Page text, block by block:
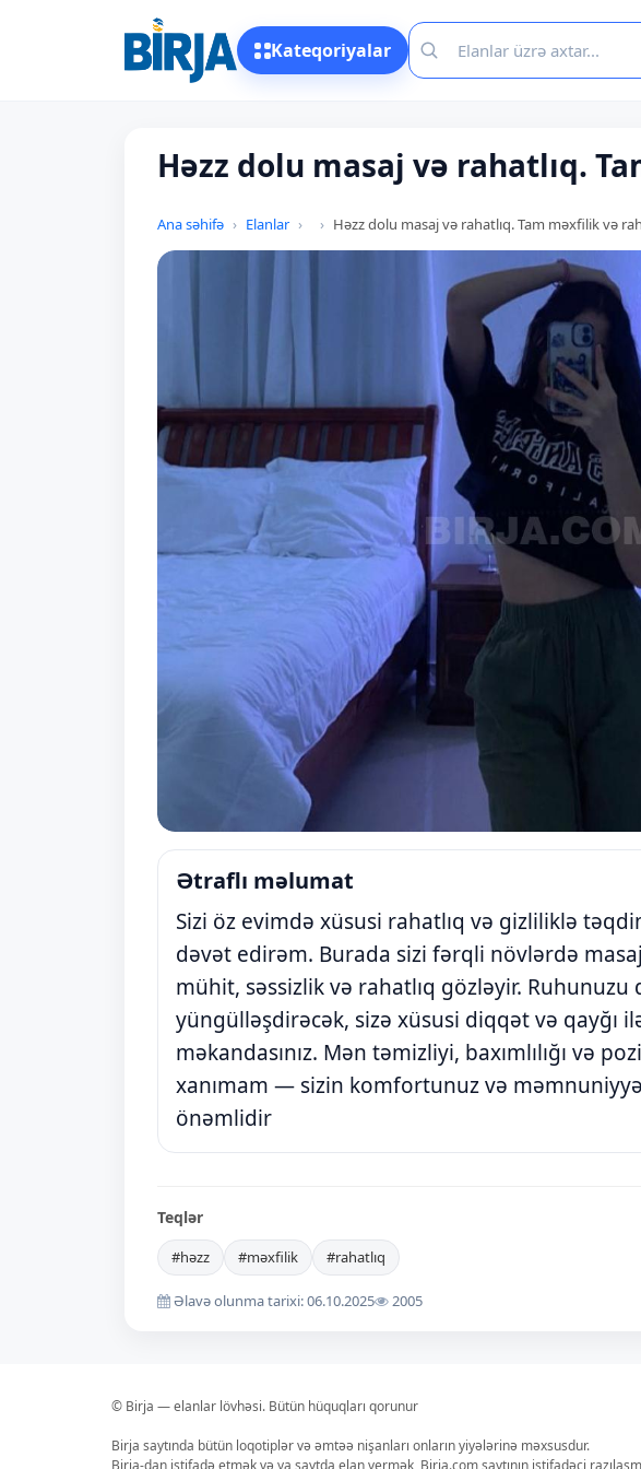
Kateqoriyalar
Həzz dolu masaj və rahatlıq.
Ana səhifə Elanlar Həzz dolu masaj və rahatlıq. Tam məxfilik və
Ətraflı məlumat
Sizi öz evimdə xüsusi rahatlıq və gizliliklə
dəvət edirəm. Burada sizi fərqli növlərdə
mühit, səssizlik və rahatlıq gözləyir.
yüngülləşdirəcək, sizə xüsusi diqqət və qayğı
məkandasınız. Mən təmizliyi, baxımlılığı və
xanımam — sizin komfortunuz və
önəmlidir
Teqlər
#həzz #məxfilik #rahatlıq
Əlavə olunma tarixi: 06.10.2025 2005
© Birja — elanlar lövhəsi. Bütün hüquqları qorunur
Birja saytında bütün loqotiplər və əmtəə nişanları onların yiyələrinə məxsusdur.
Birja-dan istifadə etmək və ya saytda elan vermək, Birja.com saytının istifadəçi